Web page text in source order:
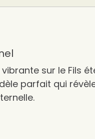
sur le Fils
parfait qui